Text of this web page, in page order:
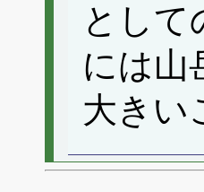
として
には山
大きい